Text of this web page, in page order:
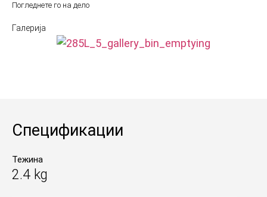
Погледнете го на дело
Галерија
Спецификации
Тежина
2.4 kg